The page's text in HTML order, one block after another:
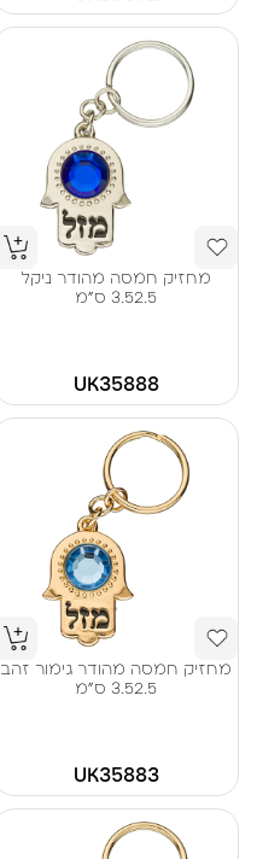
מחזיק חמסה מהודר ניקל
3.52.5 ס"מ
UK35888
מחזיק חמסה מהודר גימור זהב
3.52.5 ס"מ
UK35883